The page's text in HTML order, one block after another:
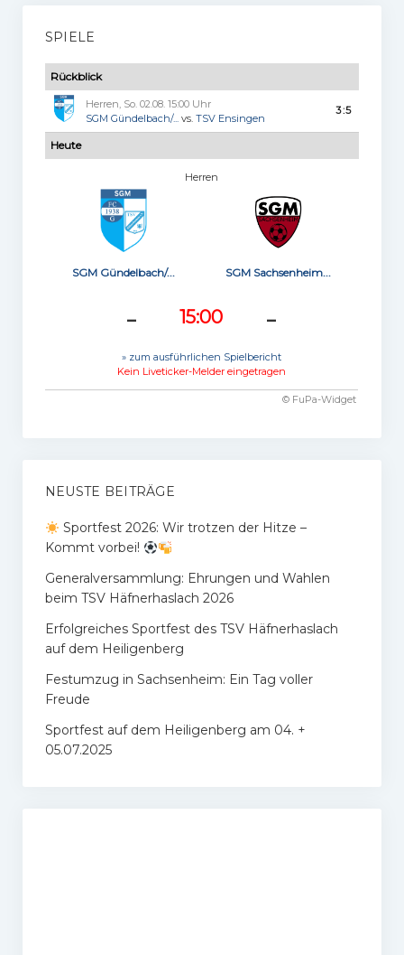
SPIELE
Rückblick
Herren, So. 02.08. 15:00 Uhr
SGM Gündelbach/...vs. TSV Ensingen
3:5
Heute
Herren
SGM Gündelbach/... SGM Sachsenheim...
- 15:00 -
» zum ausführlichen Spielbericht
Kein Liveticker-Melder eingetragen
© FuPa-Widget
NEUSTE BEITRÄGE
Sportfest 2026: Wir trotzen der Hitze –
Kommt vorbei!
Generalversammlung: Ehrungen und Wahlen
beim TSV Häfnerhaslach 2026
Erfolgreiches Sportfest des TSV Häfnerhaslach
auf dem Heiligenberg
Festumzug in Sachsenheim: Ein Tag voller
Freude
Sportfest auf dem Heiligenberg am 04. +
05.07.2025